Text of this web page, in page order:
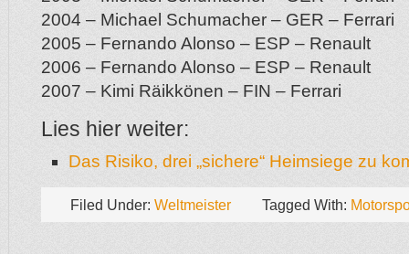
2004 – Michael Schumacher – GER – Ferrari
2005 – Fernando Alonso – ESP – Renault
2006 – Fernando Alonso – ESP – Renault
2007 – Kimi Räikkönen – FIN – Ferrari
Lies hier weiter:
Das Risiko, drei „sichere“ Heimsiege zu
Filed Under: Weltmeister Tagged With: